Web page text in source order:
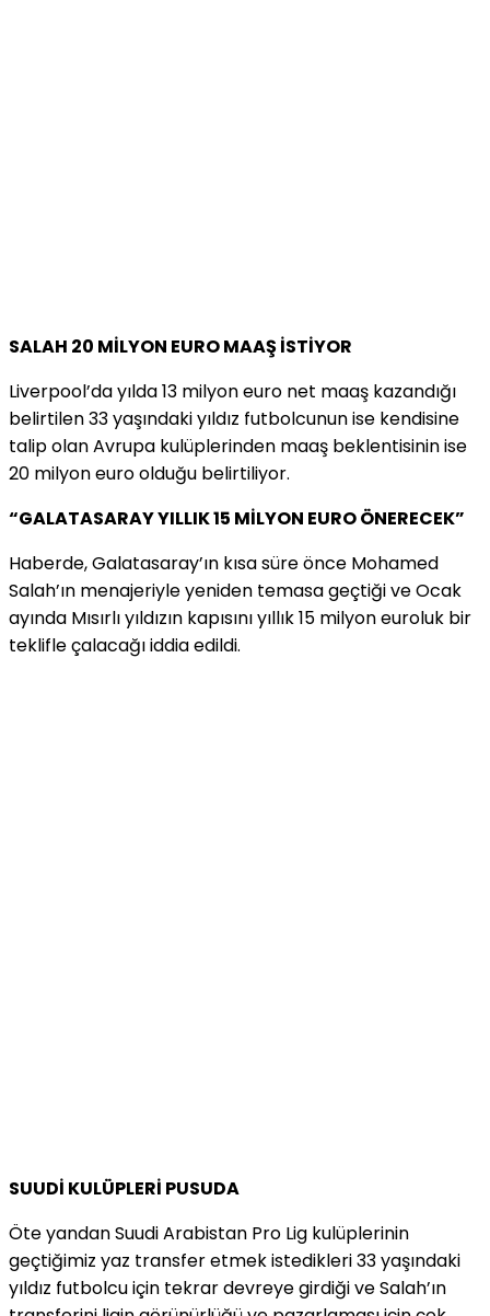
SALAH 20 MİLYON EURO MAAŞ İSTİYOR
Liverpool’da yılda 13 milyon euro net maaş kazandığı
belirtilen 33 yaşındaki yıldız futbolcunun ise kendisine
talip olan Avrupa kulüplerinden maaş beklentisinin ise
20 milyon euro olduğu belirtiliyor.
“GALATASARAY YILLIK 15 MİLYON EURO ÖNERECEK”
Haberde, Galatasaray’ın kısa süre önce Mohamed
Salah’ın menajeriyle yeniden temasa geçtiği ve Ocak
ayında Mısırlı yıldızın kapısını yıllık 15 milyon euroluk bir
teklifle çalacağı iddia edildi.
SUUDİ KULÜPLERİ PUSUDA
Öte yandan Suudi Arabistan Pro Lig kulüplerinin
geçtiğimiz yaz transfer etmek istedikleri 33 yaşındaki
yıldız futbolcu için tekrar devreye girdiği ve Salah’ın